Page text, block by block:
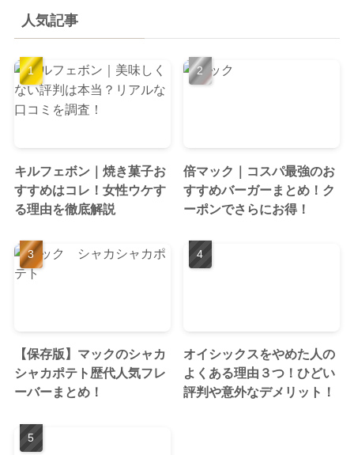
人気記事
キルフェボン｜焼き菓子お
すすめはコレ！女性ウケす
る理由を徹底解説
倍マック｜コスパ最強のお
すすめバーガーまとめ！ク
ーポンでさらにお得！
【保存版】マックのシャカ
シャカポテト歴代人気フレ
ーバーまとめ！
オイシックスをやめた人の
よくある理由３つ！ひどい
評判や意外なデメリット！